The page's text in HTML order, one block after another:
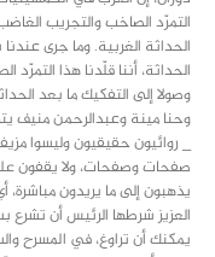
التمرّد الصاخب والتجريب
الحداثة الغربية. وما جرى
الحداثة، أننا قلّدنا هذا
وصولا إلى التفكيك ما بعد
وحنا مينة وعبدالرحمن منيف
_ روائيون حقيقيون وليسوا
صفحات وصفحات، ولا يقفون
يذهبون إلى ما يريدون
العزيز شرطها الرئيس أن تشرع
يمكنك أن تراوغ، في المسرح